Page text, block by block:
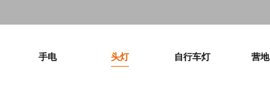
手电 头灯 自行车灯 营